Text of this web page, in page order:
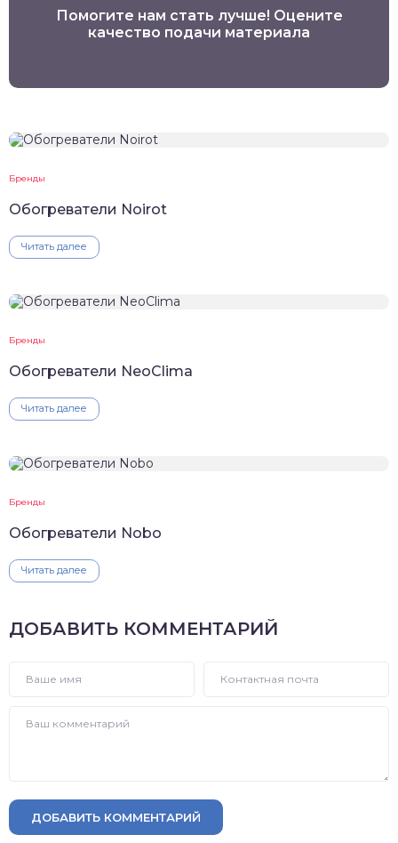
Помогите нам стать лучше! Оцените
качество подачи материала
Бренды
Обогреватели Noirot
Читать далее
Бренды
Обогреватели NeoClima
Читать далее
Бренды
Обогреватели Nobo
Читать далее
ДОБАВИТЬ КОММЕНТАРИЙ
ДОБАВИТЬ КОММЕНТАРИЙ